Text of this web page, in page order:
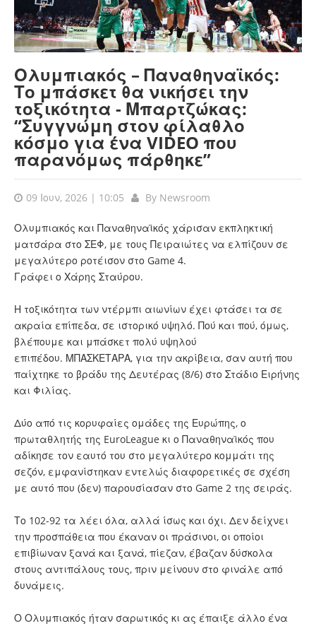
Ολυμπιακός – Παναθηναϊκός:
Το μπάσκετ θα νικήσει την
τοξικότητα - Μπαρτζώκας:
“Συγγνώμη στον φίλαθλο
κόσμο για ένα VIDEO που
παρανόμως πάρθηκε”
09 Ιουν, 2026 | 10:05 By Newsroom
Ολυμπιακός και Παναθηναϊκός χάρισαν εκπληκτική
ματσάρα στο ΣΕΦ, με τους Πειραιώτες να ελπίζουν σε
μεγαλύτερο ροτέισον στο Game 4.
Γράφει ο Χάρης Σταύρου.
Η τοξικότητα των ντέρμπι αιωνίων έχει φτάσει τα σε
ακραία επίπεδα, σε ιστορικό υψηλό. Πού και πού, όμως,
βλέπουμε και μπάσκετ πολύ υψηλού
επιπέδου. ΜΠΑΣΚΕΤΑΡΑ, για την ακρίβεια, σαν αυτή που
παίχτηκε το βράδυ της Δευτέρας (8/6) στο Στάδιο Ειρήνης
και Φιλίας.
Δύο από τις κορυφαίες ομάδες της Ευρώπης, ο
πρωταθλητής της EuroLeague κι ο Παναθηναϊκός που
αδίκησε τον εαυτό του στο μεγαλύτερο κομμάτι της
σεζόν, εμφανίστηκαν εντελώς διαφορετικές σε σχέση
με αυτό που (δεν) παρουσίασαν στο Game 2 της σειράς.
Το 102-92 τα λέει όλα, αλλά ίσως και όχι. Δεν δείχνει
την προσπάθεια που έκαναν οι πράσινοι, οι οποίοι
επιβίωναν ξανά και ξανά, πίεζαν, έβαζαν δύσκολα
στους αντιπάλους τους, πριν μείνουν στο φινάλε από
δυνάμεις.
Ο Ολυμπιακός ήταν σαρωτικός κι ας έπαιξε άλλο ένα